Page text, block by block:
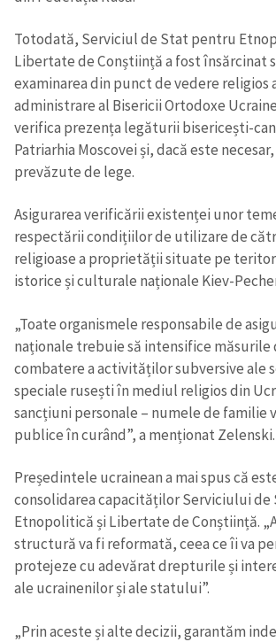
in English
на
Totodată, Serviciul de Stat pentru
Libertate de Conștiință a fost însărcinat
examinarea din punct de vedere
administrare al Bisericii Ortodoxe
verifica prezența legăturii bisericești-
Patriarhia Moscovei și, dacă este
prevăzute de lege.
Asigurarea verificării existenței unor
respectării condițiilor de utilizare de
religioase a proprietății situate pe
istorice și culturale naționale Kiev-
„Toate organismele responsabile de
naționale trebuie să intensifice măsurile
combatere a activităților subversive ale
speciale rusești în mediul religios din
sancțiuni personale – numele de familie
publice în curând”, a menționat Zelenski.
Președintele ucrainean a mai spus că
consolidarea capacităților Serviciului
Etnopolitică și Libertate de Conștiință.
structură va fi reformată, ceea ce îi va
protejeze cu adevărat drepturile și
ale ucrainenilor și ale statului”.
„Prin aceste și alte decizii, garantăm